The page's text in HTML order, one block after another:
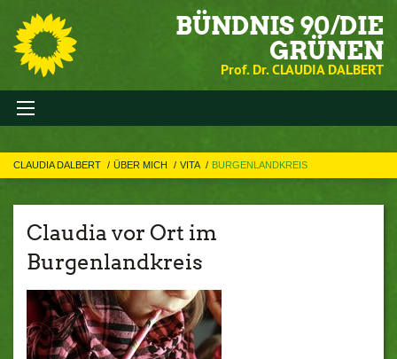
BÜNDNIS 90/DIE
GRÜNEN
Prof. Dr. CLAUDIA DALBERT
CLAUDIA DALBERT ÜBER MICH VITA BURGENLANDKREIS
Claudia vor Ort im
Burgenlandkreis